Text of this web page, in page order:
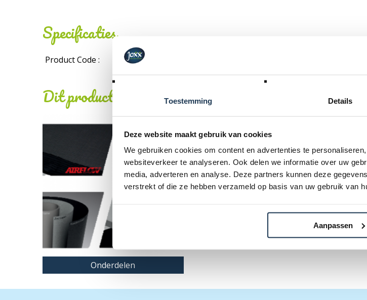
Toestemming Details
Deze website maakt gebruik van cookies
We gebruiken cookies om content en advertenties te
websiteverkeer te analyseren. Ook delen we informatie over uw
media, adverteren en analyse. Deze partners kunnen deze
verstrekt of die ze hebben verzameld op basis van uw gebruik van
Aanpassen
Specificaties
Product Code :
Dit product behoort tot de volgende categorie(ën)
Onderdelen